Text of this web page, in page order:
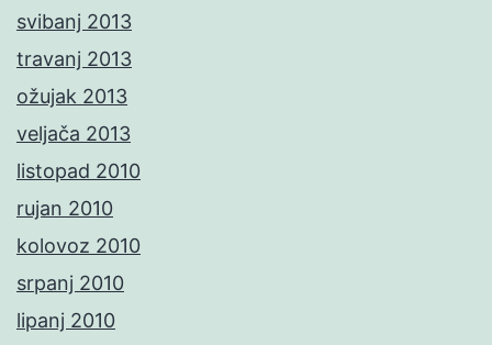
svibanj 2013
travanj 2013
ožujak 2013
veljača 2013
listopad 2010
rujan 2010
kolovoz 2010
srpanj 2010
lipanj 2010